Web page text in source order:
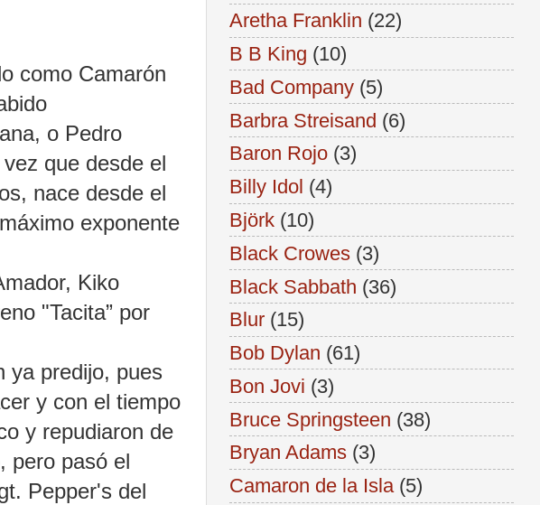
como Camarón
o Pedro
que desde el
nace desde el
exponente
Kiko
"Tacita” por
ya predijo, pues
y con el tiempo
y repudiaron de
pero pasó el
Pepper's del
Aretha Franklin (22)
B B King (10)
Bad Company (5)
Barbra Streisand (6)
Baron Rojo (3)
Billy Idol (4)
Björk (10)
Black Crowes (3)
Black Sabbath (36)
Blur (15)
Bob Dylan (61)
Bon Jovi (3)
Bruce Springsteen (38)
Bryan Adams (3)
Camaron de la Isla (5)